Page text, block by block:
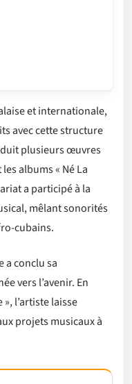
et internationale,
avec cette structure
plusieurs œuvres
albums « Né La
a participé à la
mêlant sonorités
cubains.
a conclu sa
vers l’avenir. En
l’artiste laisse
projets musicaux à